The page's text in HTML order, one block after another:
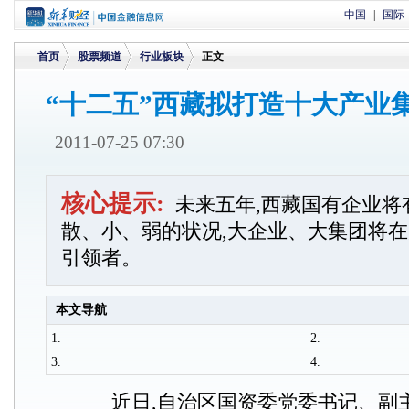
中国 国际
首页
>
股票频道
>
行业板块 正文
“十二五”西藏拟打造十大产业
2011-07-25 07:30
核心提示: 未来五年,西藏国有企业将
散、小、弱的状况,大企业、大集团将
引领者。
本文导航
1.
2.
3.
4.
近日,自治区国资委党委书记、副